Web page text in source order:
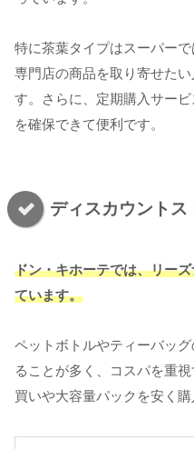
特に茶葉タイプはスーパー
専門店の商品を取り寄せた
す。さらに、定期購入サー
を確保できて便利です。
ディスカウント
ドン・キホーテでは、リー
ています。
ペットボトルやティーバッ
ることが多く、コスパを重
買いや大容量パックを安く購